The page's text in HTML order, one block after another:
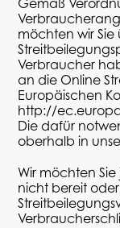
Gemäß
möchten wir
Verbraucher
an die Online
Europäischen
http://
Die dafür
oberhalb in
Wir möchten
nicht bereit